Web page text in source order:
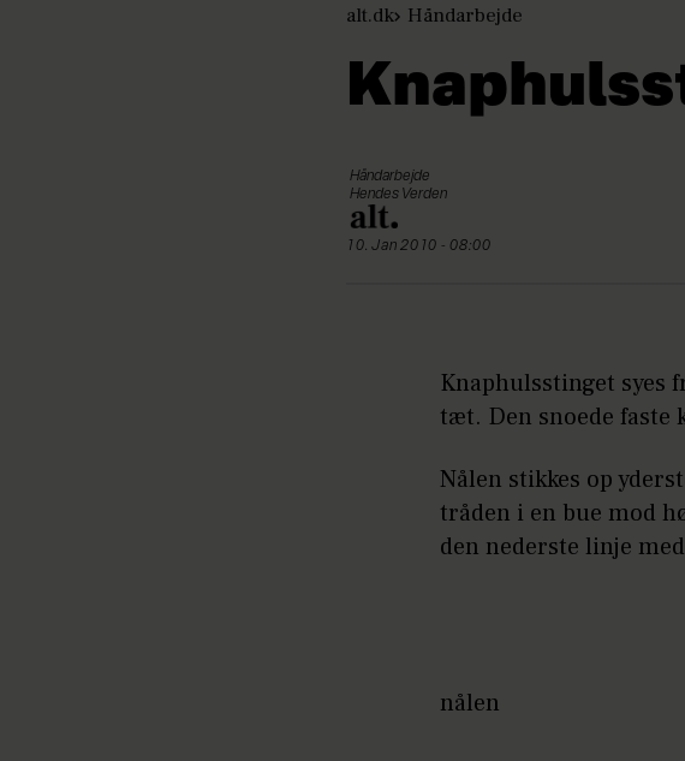
alt.dk Håndarbejde
Håndarbejde
Hendes Verden
10. Jan 2010 - 08:00
Knaphulsstinget syes
tæt. Den snoede faste
Nålen stikkes op
tråden i en bue mod
den nederste linje
nålen